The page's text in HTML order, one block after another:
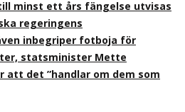
minst ett års fängelse utvisas
regeringens
inbegriper fotboja för
statsminister Mette
att det ”handlar om dem som